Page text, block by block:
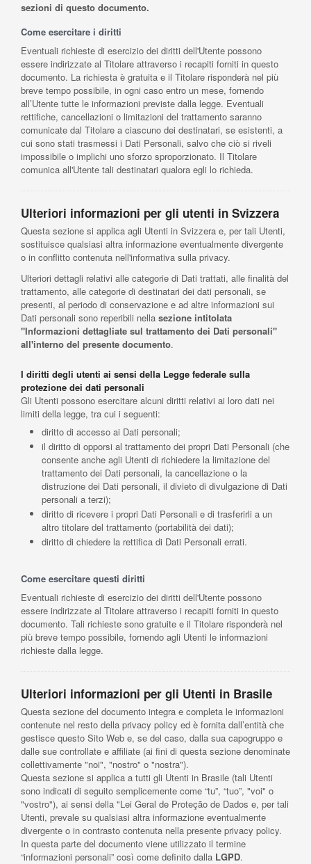
sezioni di questo documento.
Come esercitare i diritti
Eventuali richieste di esercizio dei diritti dell'Utente possono
essere indirizzate al Titolare attraverso i recapiti forniti in questo
documento. La richiesta è gratuita e il Titolare risponderà nel più
breve tempo possibile, in ogni caso entro un mese, fornendo
all’Utente tutte le informazioni previste dalla legge. Eventuali
rettifiche, cancellazioni o limitazioni del trattamento saranno
comunicate dal Titolare a ciascuno dei destinatari, se esistenti, a
cui sono stati trasmessi i Dati Personali, salvo che ciò si riveli
impossibile o implichi uno sforzo sproporzionato. Il Titolare
comunica all'Utente tali destinatari qualora egli lo richieda.
Ulteriori informazioni per gli utenti in Svizzera
Questa sezione si applica agli Utenti in Svizzera e, per tali Utenti,
sostituisce qualsiasi altra informazione eventualmente divergente
o in conflitto contenuta nell'informativa sulla privacy.
Ulteriori dettagli relativi alle categorie di Dati trattati, alle finalità del
trattamento, alle categorie di destinatari dei dati personali, se
presenti, al periodo di conservazione e ad altre informazioni sui
Dati personali sono reperibili nella sezione intitolata
"Informazioni dettagliate sul trattamento dei Dati personali"
all'interno del presente documento.
I diritti degli utenti ai sensi della Legge federale sulla
protezione dei dati personali
Gli Utenti possono esercitare alcuni diritti relativi ai loro dati nei
limiti della legge, tra cui i seguenti:
diritto di accesso ai Dati personali;
il diritto di opporsi al trattamento dei propri Dati Personali (che
consente anche agli Utenti di richiedere la limitazione del
trattamento dei Dati personali, la cancellazione o la
distruzione dei Dati personali, il divieto di divulgazione di Dati
personali a terzi);
diritto di ricevere i propri Dati Personali e di trasferirli a un
altro titolare del trattamento (portabilità dei dati);
diritto di chiedere la rettifica di Dati Personali errati.
Come esercitare questi diritti
Eventuali richieste di esercizio dei diritti dell'Utente possono
essere indirizzate al Titolare attraverso i recapiti forniti in questo
documento. Tali richieste sono gratuite e il Titolare risponderà nel
più breve tempo possibile, fornendo agli Utenti le informazioni
richieste dalla legge.
Ulteriori informazioni per gli Utenti in Brasile
Questa sezione del documento integra e completa le informazioni
contenute nel resto della privacy policy ed è fornita dall’entità che
gestisce questo Sito Web e, se del caso, dalla sua capogruppo e
dalle sue controllate e affiliate (ai fini di questa sezione denominate
collettivamente "noi", "nostro" o "nostra").
Questa sezione si applica a tutti gli Utenti in Brasile (tali Utenti
sono indicati di seguito semplicemente come “tu”, “tuo”, "voi" o
"vostro"), ai sensi della "Lei Geral de Proteção de Dados e, per tali
Utenti, prevale su qualsiasi altra informazione eventualmente
divergente o in contrasto contenuta nella presente privacy policy.
In questa parte del documento viene utilizzato il termine
“informazioni personali” così come definito dalla LGPD.